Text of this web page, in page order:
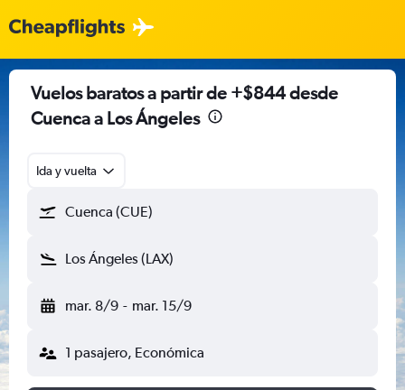
Vuelos baratos a partir de +$844 desde
Cuenca a Los Ángeles
Ida y vuelta
Cuenca (CUE)
Los Ángeles (LAX)
mar. 8/9 - mar. 15/9
1 pasajero, Económica